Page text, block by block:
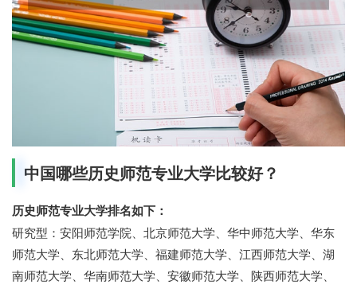
中国哪些历史师范专业大学比较好？
历史师范专业大学排名如下：
研究型：安阳师范学院、北京师范大学、华中师范大学、华东
师范大学、东北师范大学、福建师范大学、江西师范大学、湖
南师范大学、华南师范大学、安徽师范大学、陕西师范大学、